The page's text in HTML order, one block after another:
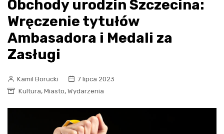
Obchody urodzin Szczecina:
Wręczenie tytułów
Ambasadora i Medali za
Zasługi
Kamil Borucki
7 lipca 2023
Kultura, Miasto, Wydarzenia